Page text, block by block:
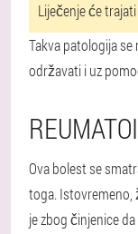
Liječenje će
Takva patologija
održavati i uz
Ova bolest se
toga. Istovremeno,
je zbog činjenice